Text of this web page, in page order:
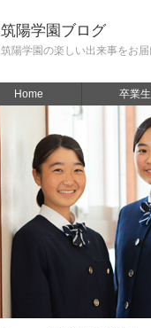
筑陽学園ブログ
筑陽学園の楽しい出来事をお届
Home 卒業生